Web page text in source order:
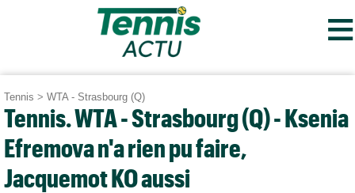
≡
Tennis > WTA - Strasbourg (Q)
Tennis. WTA - Strasbourg (Q) - Ksenia
Efremova n'a rien pu faire,
Jacquemot KO aussi